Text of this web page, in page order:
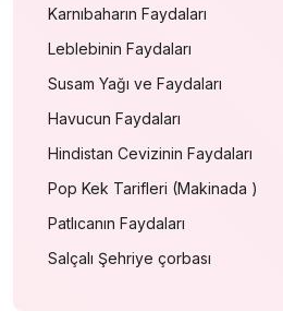
Karnıbaharın Faydaları
Leblebinin Faydaları
Susam Yağı ve Faydaları
Havucun Faydaları
Hindistan Cevizinin Faydaları
Pop Kek Tarifleri (Makinada )
Patlıcanın Faydaları
Salçalı Şehriye çorbası